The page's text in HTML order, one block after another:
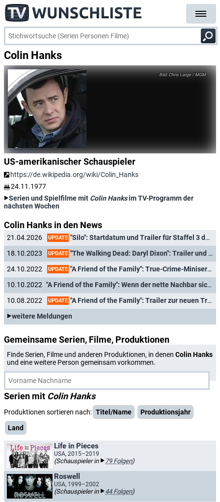
Colin Hanks
Chris Large / MGM
US-amerikanischer Schauspieler
https://de.wikipedia.org/wiki/Colin_Hanks
24.11.1977
Serien und Spielfilme mit Colin Hanksim TV-Programm der
nächsten Wochen
Colin Hanks in den News
21.04.2026 UPDATE "Silo": Startdatum und Trailer für Staffel 3 des Sci-Fi-Hits enthüllt
18.10.2023 UPDATE "The Walking Dead: Daryl Dixon": Trailer und Termin für Deutschlandpremiere
24.10.2022 UPDATE "A Friend of the Family": True-Crime-Miniserie mit Anna Paquin startet später
10.10.2022
"A Friend of the Family": Wenn der nette Nachbar sich als Teufel entpuppt
10.08.2022
UPDATE "A Friend of the Family": Trailer zur neuen True-Crime-Serie mit Mckenna Grace ("Young Sheldon")
weitere Meldungen
Gemeinsame Serien, Filme, Produktionen
Finde Serien, Filme und anderen Produktionen, in denen Colin Hanks
und eine weitere Person gemeinsam vorkommen.
Serien mit Colin Hanks
Produktionen sortieren nach: Titel/Name
Produktionsjahr
Land
Life in Pieces
USA, 2015–2019
(Schauspieler in 79 Folgen)
Roswell
USA, 1999–2002
(Schauspieler in 44 Folgen)